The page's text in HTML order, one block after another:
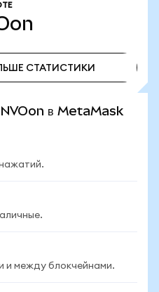
СТАТИСТИКИ
NVOon в MetaMask
и между блокчейнами.